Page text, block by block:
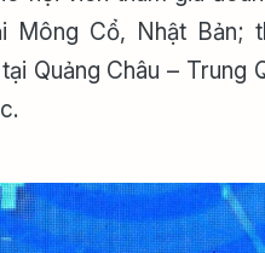
Mông Cổ, Nhật Bản;
Quảng Châu –